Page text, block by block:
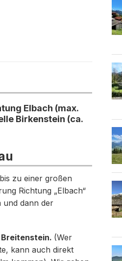
Elbach (max.
Birkenstein (ca.
zu einer großen
Richtung „Elbach“
und dann der
(Wer
kann auch direkt